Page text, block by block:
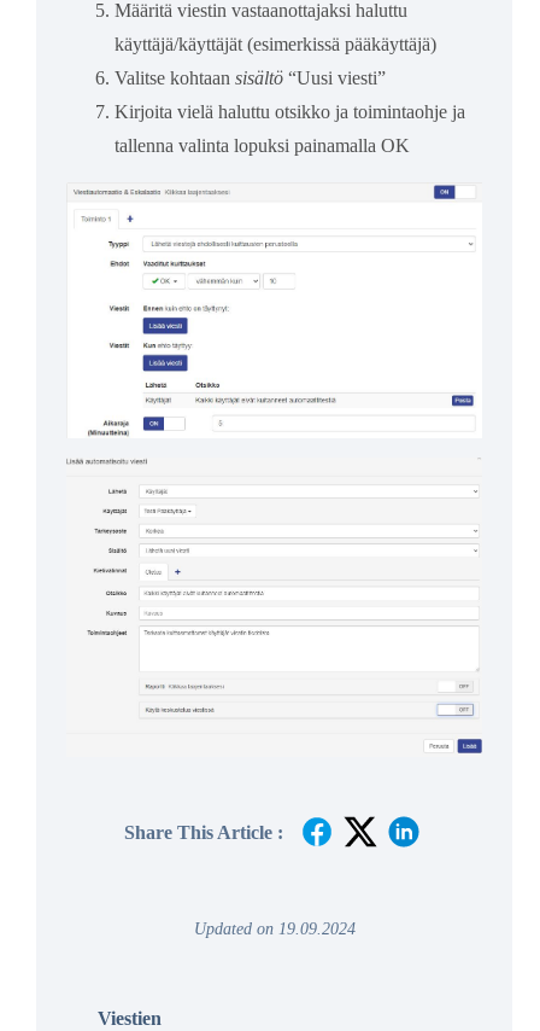
Määritä viestin vastaanottajaksi haluttu
käyttäjä/käyttäjät (esimerkissä pääkäyttäjä)
Valitse kohtaan sisältö “Uusi viesti”
Kirjoita vielä haluttu otsikko ja toimintaohje ja
tallenna valinta lopuksi painamalla OK
Share This Article :
Updated on 19.09.2024
Viestien